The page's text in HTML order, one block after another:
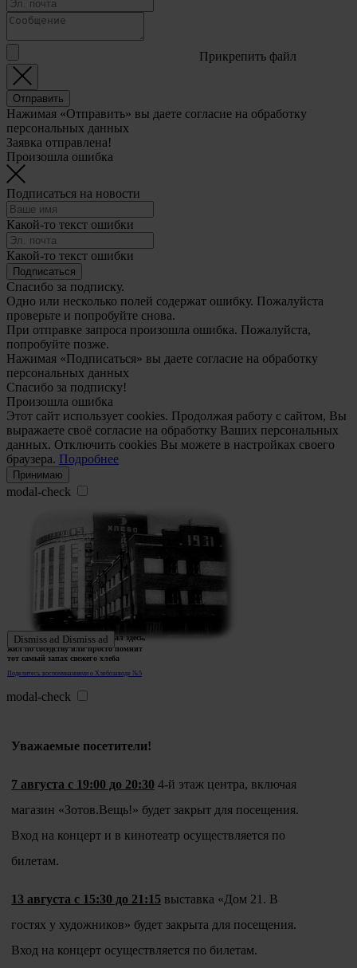
Прикрепить файл
Отправить
Нажимая «Отправить» вы даете согласие на обработку
персональных данных
Заявка отправлена!
Произошла ошибка
Подписаться на новости
Какой-то текст ошибки
Какой-то текст ошибки
Подписаться
Спасибо за подписку.
Одно или несколько полей содержат ошибку. Пожалуйста
проверьте и попробуйте снова.
При отправке запроса произошла ошибка. Пожалуйста,
попробуйте позже.
Нажимая «Подписаться» вы даете согласие на обработку
персональных данных
Спасибо за подписку!
Произошла ошибка
Этот сайт использует cookies. Продолжая работу с сайтом, Вы
выражаете своё согласие на обработку Ваших персональных
данных. Отключить cookies Вы можете в настройках своего
браузера. Подробнее
Принимаю
modal-check
Поделитесь воспоминаниями о Хлебозаводе №5
Ждем истории тех, кто работал здесь,
жил по соседству или просто помнит
тот самый запах свежего хлеба
Dismiss ad Dismiss ad
modal-check
Уважаемые посетители!
7 августа с 19:00 до 20:30 4-й этаж центра, включая
магазин «Зотов.Вещь!» будет закрыт для посещения.
Вход на концерт и в кинотеатр осуществляется по
билетам.
13 августа с 15:30 до 21:15 выставка «Дом 21. В
гостях у художников» будет закрыта для посещения.
Вход на концерт осуществляется по билетам.